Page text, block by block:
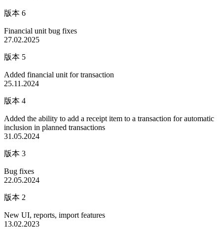
版本 6
Financial unit bug fixes
27.02.2025
版本 5
Added financial unit for transaction
25.11.2024
版本 4
Added the ability to add a receipt item to a transaction for automatic
inclusion in planned transactions
31.05.2024
版本 3
Bug fixes
22.05.2024
版本 2
New UI, reports, import features
13.02.2023